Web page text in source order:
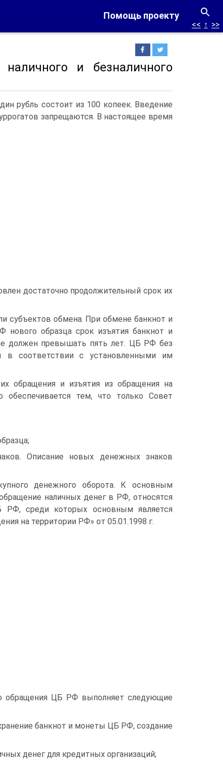
Помощь проекту
<< ↑ >>
и безналичного
рубль состоит из 100 копеек. Введение
запрещаются. В настоящее время
достаточно продолжительный срок их
субъектов обмена. При обмене банкнот и
образца срок изъятия банкнот и
должен превышать пять лет. ЦБ РФ без
в соответствии с установленными им
обращения и изъятия из обращения на
тем, что только Совет
Описание новых денежных знаков
денежного оборота. К основным
наличных денег в РФ, относятся
среди которых основным является
на территории РФ» от 05.01.1998 г.
обращения ЦБ РФ выполняет следующие
банкнот и монеты ЦБ РФ, создание
денег для кредитных организаций;